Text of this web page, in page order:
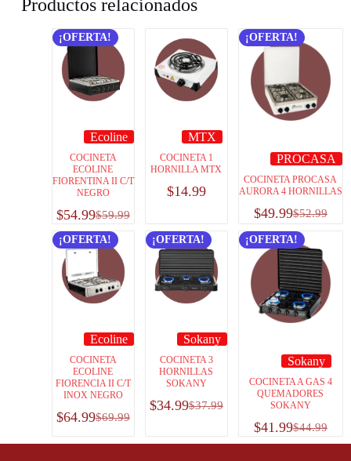
Productos relacionados
¡OFERTA!
Ecoline
COCINETA
ECOLINE
FIORENTINA II C/T
NEGRO
$59.99
$54.99
MTX
COCINETA 1
HORNILLA MTX
$14.99
¡OFERTA!
PROCASA
COCINETA PROCASA
AURORA 4 HORNILLAS
$52.99
$49.99
¡OFERTA!
Ecoline
COCINETA
ECOLINE
FIORENCIA II C/T
INOX NEGRO
$69.99
$64.99
¡OFERTA!
Sokany
COCINETA 3
HORNILLAS
SOKANY
$37.99
$34.99
¡OFERTA!
Sokany
COCINETA A GAS 4
QUEMADORES
SOKANY
$44.99
$41.99